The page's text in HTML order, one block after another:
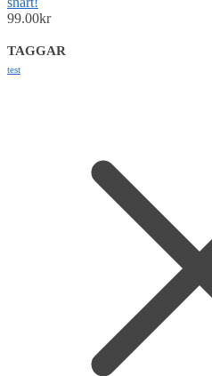
99.00kr
TAGGAR
test